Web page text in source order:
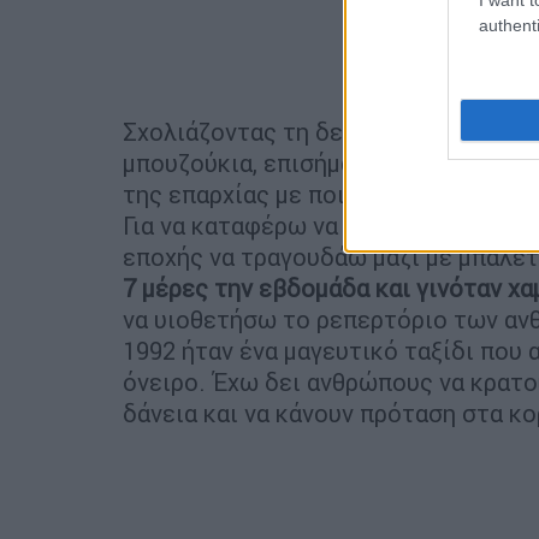
Σχολιάζοντας τη δεκαετία κατά την
μπουζούκια, επισήμανε: «Τη
της επαρχίας με ποιοτικό
Για να καταφέρω να επιβιώσω, μου
εποχής να τραγουδάω μαζί με
7 μέρες την εβδομάδα και γινόταν
να υιοθετήσω το ρεπερτόριο των
1992 ήταν ένα μαγευτικό ταξίδι
όνειρο. Έχω δει ανθρώπους να
δάνεια και να κάνουν πρόταση στα